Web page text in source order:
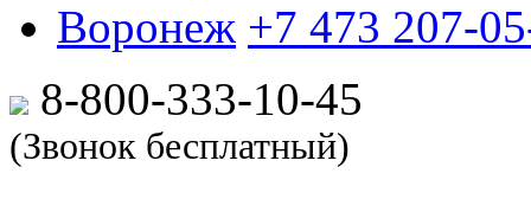
Воронеж +7 473 207-
8-800-333-10-45
(Звонок бесплатный)